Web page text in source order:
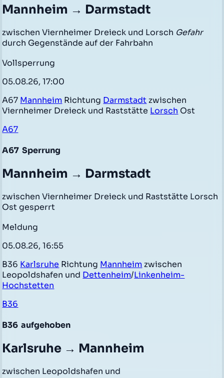
Mannheim → Darmstadt
zwischen Viernheimer Dreieck und Lorsch Gefahr
durch Gegenstände auf der Fahrbahn
Vollsperrung
05.08.26, 17:00
A67 Mannheim Richtung Darmstadt zwischen
Viernheimer Dreieck und Raststätte Lorsch Ost
A67
A67 Sperrung
Mannheim → Darmstadt
zwischen Viernheimer Dreieck und Raststätte Lorsch
Ost gesperrt
Meldung
05.08.26, 16:55
B36 Karlsruhe Richtung Mannheim zwischen
Leopoldshafen und Dettenheim/Linkenheim-
Hochstetten
B36
B36 aufgehoben
Karlsruhe → Mannheim
zwischen Leopoldshafen und